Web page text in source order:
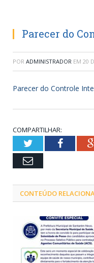
Parecer do
POR ADMINISTRADOR EM 20
Parecer do Controle
COMPARTILHAR:
Twitter
Email
CONTEÚDO